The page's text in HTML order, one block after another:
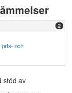
2
pris- och
stöd av